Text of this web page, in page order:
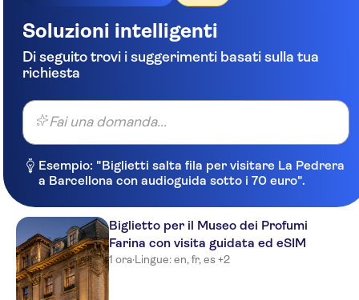
Lint Hotel Koln
Stern am Rathaus
CityClass Hotel Caprice am
Hotel Lyskirchen Cologne
Hotel Mondial am Dom Cologne
MGallery
Eden Hotel Fruh am Dom
Deutscher Kaiser Nuremberg
Lorenz Hotel Zentral
Soluzioni intelligenti
Di seguito trovi i suggerimenti basati sulla tua
richiesta
Fai una domanda...
Esempio: "Biglietti salta fila per visitare La Pedrera
a Barcellona con audioguida sotto i 70 euro".
Biglietto per il Museo dei Profumi
Farina con visita guidata ed eSIM
1 ora·Lingue: en, fr, es +2